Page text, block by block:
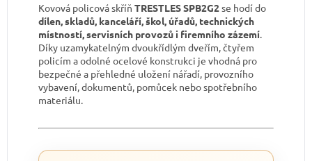
Kovová policová skříň TRESTLES SPB2G2se hodí do
dílen, skladů, kanceláří, škol, úřadů, technických
místností, servisních provozů i firemního zázemí.
Díky uzamykatelným dvoukřídlým dveřím, čtyřem
policím a odolné ocelové konstrukci je vhodná pro
bezpečné a přehledné uložení nářadí, provozního
vybavení, dokumentů, pomůcek nebo spotřebního
materiálu.